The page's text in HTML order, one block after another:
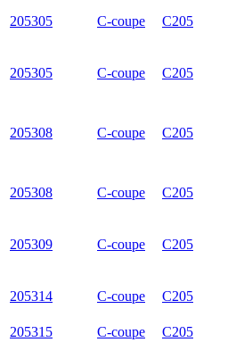
205305 C-coupe C205
205305 C-coupe C205
205308 C-coupe C205
205308 C-coupe C205
205309 C-coupe C205
205314 C-coupe C205
205315 C-coupe C205